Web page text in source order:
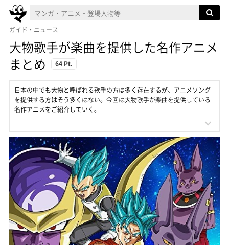
ガイド・ニュース
大物歌手が楽曲を提供した名作アニメ
まとめ
64 Pt.
日本の中でも大物と呼ばれる歌手の方は多く存在するが、アニメソング
を提供する方はそう多くはない。今回は大物歌手が楽曲を提供している
名作アニメをご紹介していく。